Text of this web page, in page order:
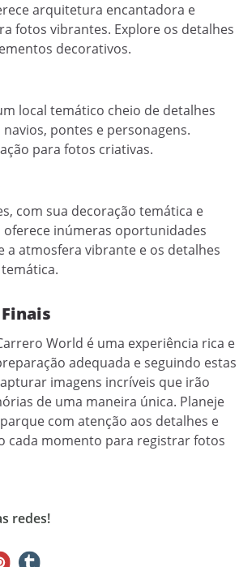
arquitetura encantadora e
fotos vibrantes. Explore os detalhes
decorativos.
local temático cheio de detalhes
pontes e personagens.
para fotos criativas.
com sua decoração temática e
inúmeras oportunidades
a atmosfera vibrante e os detalhes
World é uma experiência rica e
adequada e seguindo estas
imagens incríveis que irão
de uma maneira única. Planeje
com atenção aos detalhes e
cada momento para registrar fotos
redes!